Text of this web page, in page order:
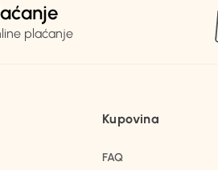
plaćanje
Kupovina
FAQ